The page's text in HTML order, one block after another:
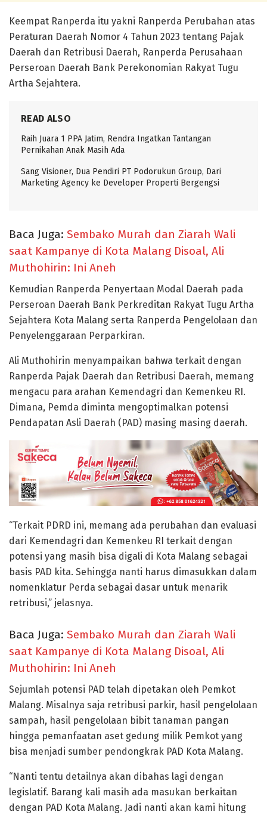
Keempat Ranperda itu yakni Ranperda Perubahan atas
Peraturan Daerah Nomor 4 Tahun 2023 tentang Pajak
Daerah dan Retribusi Daerah, Ranperda Perusahaan
Perseroan Daerah Bank Perekonomian Rakyat Tugu
Artha Sejahtera.
READ ALSO
Raih Juara 1 PPA Jatim, Rendra Ingatkan Tantangan
Pernikahan Anak Masih Ada
Sang Visioner, Dua Pendiri PT Podorukun Group, Dari
Marketing Agency ke Developer Properti Bergengsi
Baca Juga: Sembako Murah dan Ziarah Wali
saat Kampanye di Kota Malang Disoal, Ali
Muthohirin: Ini Aneh
Kemudian Ranperda Penyertaan Modal Daerah pada
Perseroan Daerah Bank Perkreditan Rakyat Tugu Artha
Sejahtera Kota Malang serta Ranperda Pengelolaan dan
Penyelenggaraan Perparkiran.
Ali Muthohirin menyampaikan bahwa terkait dengan
Ranperda Pajak Daerah dan Retribusi Daerah, memang
mengacu para arahan Kemendagri dan Kemenkeu RI.
Dimana, Pemda diminta mengoptimalkan potensi
Pendapatan Asli Daerah (PAD) masing masing daerah.
“Terkait PDRD ini, memang ada perubahan dan evaluasi
dari Kemendagri dan Kemenkeu RI terkait dengan
potensi yang masih bisa digali di Kota Malang sebagai
basis PAD kita. Sehingga nanti harus dimasukkan dalam
nomenklatur Perda sebagai dasar untuk menarik
retribusi,” jelasnya.
Baca Juga: Sembako Murah dan Ziarah Wali
saat Kampanye di Kota Malang Disoal, Ali
Muthohirin: Ini Aneh
Sejumlah potensi PAD telah dipetakan oleh Pemkot
Malang. Misalnya saja retribusi parkir, hasil pengelolaan
sampah, hasil pengelolaan bibit tanaman pangan
hingga pemanfaatan aset gedung milik Pemkot yang
bisa menjadi sumber pendongkrak PAD Kota Malang.
“Nanti tentu detailnya akan dibahas lagi dengan
legislatif. Barang kali masih ada masukan berkaitan
dengan PAD Kota Malang. Jadi nanti akan kami hitung